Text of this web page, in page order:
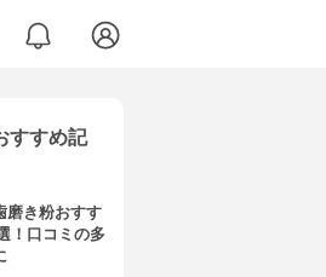
すすめ記
磨き粉おすす
！口コミの多